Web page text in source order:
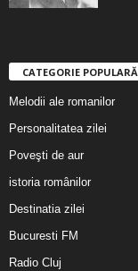
CATEGORIE POPULARĂ
Melodii ale romanilor
Personalitatea zilei
Poveşti de aur
istoria românilor
Destinatia zilei
Bucuresti FM
Radio Cluj